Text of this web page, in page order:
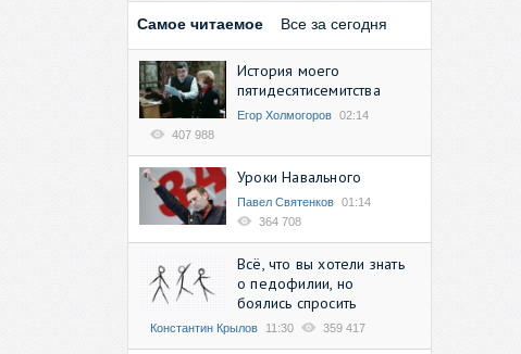
Самое читаемое Все за сегодня
История моего
пятидесятисемитства
Егор Холмогоров 02:14
407 988
Уроки Навального
Павел Святенков 01:14
364 708
Всё, что вы хотели знать
о педофилии, но
боялись спросить
Константин Крылов 11:30 359 417